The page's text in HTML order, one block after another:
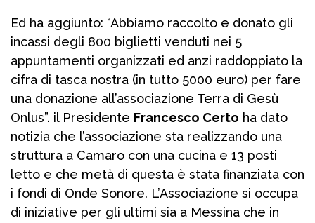
Ed ha aggiunto: “Abbiamo raccolto e donato gli
incassi degli 800 biglietti venduti nei 5
appuntamenti organizzati ed anzi raddoppiato la
cifra di tasca nostra (in tutto 5000 euro) per fare
una donazione all’associazione Terra di Gesù
Onlus”. il Presidente Francesco Certo ha dato
notizia che l’associazione sta realizzando una
struttura a Camaro con una cucina e 13 posti
letto e che metà di questa è stata finanziata con
i fondi di Onde Sonore. L’Associazione si occupa
di iniziative per gli ultimi sia a Messina che in